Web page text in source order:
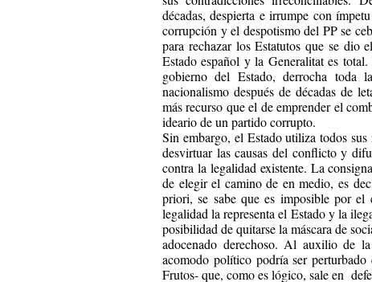
décadas, despierta e irrumpe con
corrupción y el despotismo del PP se
para rechazar los Estatutos que se dio
Estado español y la Generalitat es
gobierno del Estado, derrocha toda
nacionalismo después de décadas de
más recurso que el de emprender el
ideario de un partido corrupto.
Sin embargo, el Estado utiliza todos
desvirtuar las causas del conflicto y
contra la legalidad existente. La
de elegir el camino de en medio, es
priori, se sabe que es imposible por el
legalidad la representa el Estado y la
posibilidad de quitarse la máscara de
adocenado derechoso. Al auxilio de
acomodo político podría ser
Frutos- que, como es lógico, sale en